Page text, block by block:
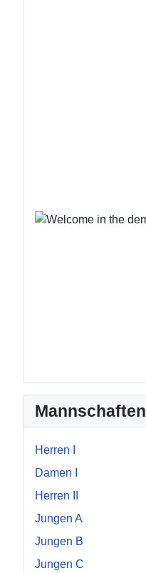
Mannschaften
Herren I
Damen I
Herren II
Jungen A
Jungen B
Jungen C